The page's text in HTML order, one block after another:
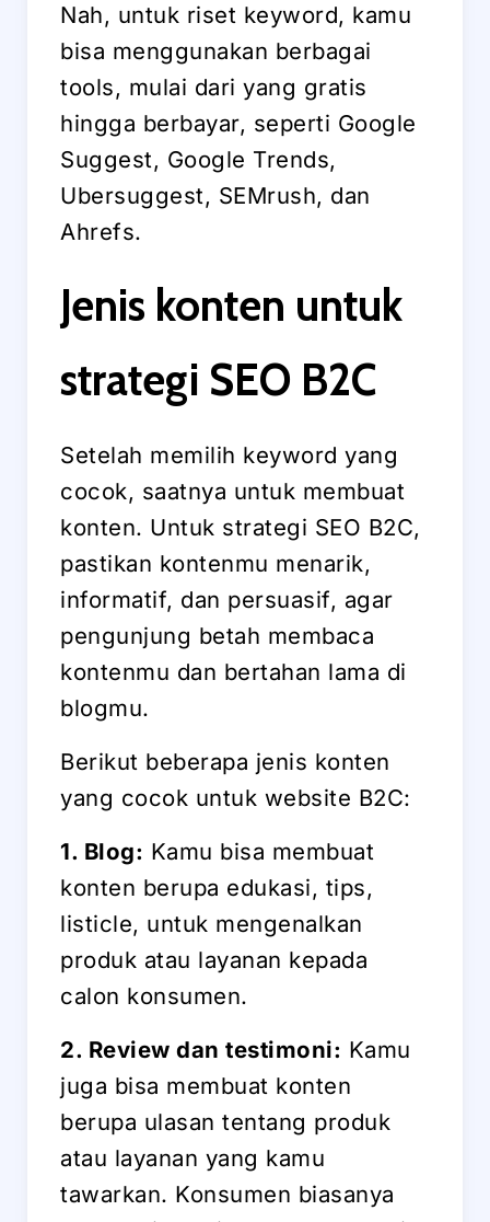
Nah, untuk riset keyword, kamu
bisa menggunakan berbagai
tools, mulai dari yang gratis
hingga berbayar, seperti Google
Suggest, Google Trends,
Ubersuggest, SEMrush, dan
Ahrefs.
Jenis konten untuk
strategi SEO B2C
Setelah memilih keyword yang
cocok, saatnya untuk membuat
konten. Untuk strategi SEO B2C,
pastikan kontenmu menarik,
informatif, dan persuasif, agar
pengunjung betah membaca
kontenmu dan bertahan lama di
blogmu.
Berikut beberapa jenis konten
yang cocok untuk website B2C:
1. Blog: Kamu bisa membuat
konten berupa edukasi, tips,
listicle, untuk mengenalkan
produk atau layanan kepada
calon konsumen.
2. Review dan testimoni: Kamu
juga bisa membuat konten
berupa ulasan tentang produk
atau layanan yang kamu
tawarkan. Konsumen biasanya